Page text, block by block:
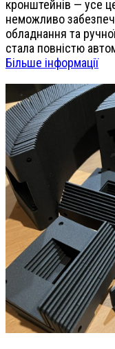
кронштейнів — усе
неможливо
обладнання та
стала повністю
Більше інформації